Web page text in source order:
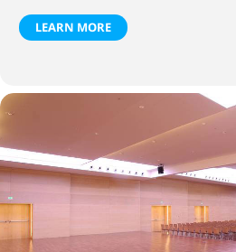
LEARN MORE